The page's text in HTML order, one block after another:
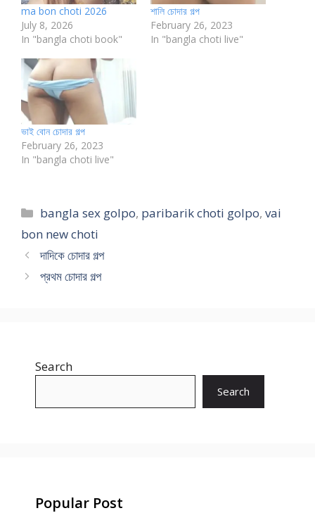
ma bon choti 2026
July 8, 2026
In "bangla choti book"
শালি চোদার গল্প
February 26, 2023
In "bangla choti live"
ভাই বোন চোদার গল্প
February 26, 2023
In "bangla choti live"
Categories
bangla sex golpo, paribarik choti golpo,vai
bon new choti
দাদিকে চোদার গল্প
প্রথম চোদার গল্প
Search
Search
Popular Post